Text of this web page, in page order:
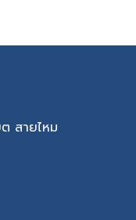
สายไหม